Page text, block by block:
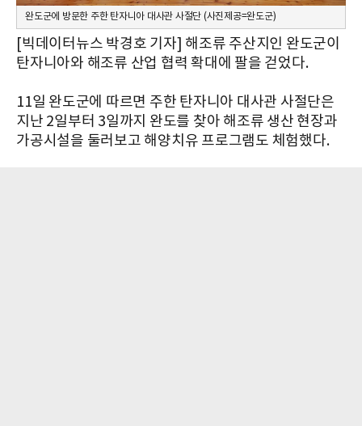
완도군에 방문한 주한 탄자니아 대사관 사절단 (사진제공=완도군)
[빅데이터뉴스 박경호 기자] 해조류 주산지인 완도군이
탄자니아와 해조류 산업 협력 확대에 팔을 걷었다.
11일 완도군에 따르면 주한 탄자니아 대사관 사절단은
지난 2일부터 3일까지 완도를 찾아 해조류 생산 현장과
가공시설을 둘러보고 해양치유 프로그램도 체험했다.